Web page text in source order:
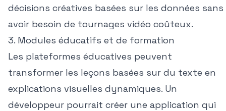
décisions créatives basées sur les données sans
avoir besoin de tournages vidéo coûteux.
3. Modules éducatifs et de formation
Les plateformes éducatives peuvent
transformer les leçons basées sur du texte en
explications visuelles dynamiques. Un
développeur pourrait créer une application qui